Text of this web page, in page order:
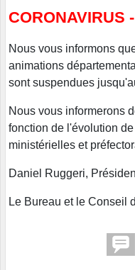
Nous vous informons
animations
sont suspendues
Nous vous informerons
fonction de l'évolution
ministérielles et
Daniel Ruggeri,
Le Bureau et le Conseil